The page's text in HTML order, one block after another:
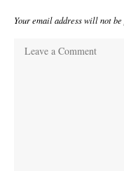
Your email address will not be